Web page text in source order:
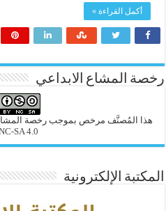
أكمل القراءة »
رخصة المشاع الابداعي
هذا المُصنَّف مرخص بموجب رخصة المشاع
SA 4.0)
المكتبة الإلكترونية